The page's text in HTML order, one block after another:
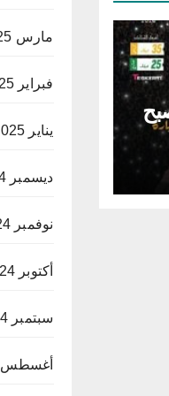
مارس 2025
فبراير 2025
يناير 2025
ديسمبر 2024
نوفمبر 2024
أكتوبر 2024
سبتمبر 2024
أغسطس 2024